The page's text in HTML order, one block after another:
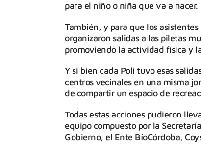
para el niño o niña que va a nacer.
También, y para que los
organizaron salidas a las piletas
promoviendo la actividad física y
Y si bien cada Poli tuvo esas
centros vecinales en una misma
de compartir un espacio de
Todas estas acciones pudieron
equipo compuesto por la
Gobierno, el Ente BíoCórdoba,